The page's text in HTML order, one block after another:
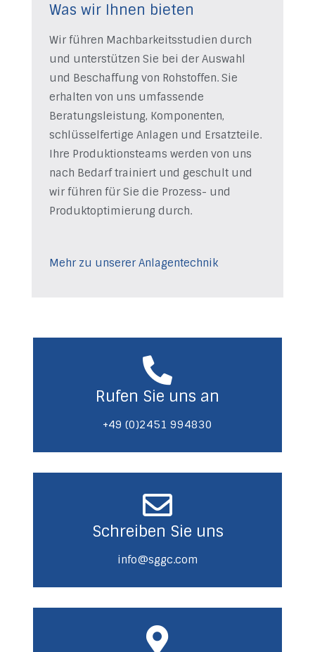
Was wir Ihnen bieten
Wir führen Machbarkeitsstudien durch
und unterstützen Sie bei der Auswahl
und Beschaffung von Rohstoffen. Sie
erhalten von uns umfassende
Beratungsleistung, Komponenten,
schlüsselfertige Anlagen und Ersatzteile.
Ihre Produktionsteams werden von uns
nach Bedarf trainiert und geschult und
wir führen für Sie die Prozess- und
Produktoptimierung durch.
Mehr zu unserer Anlagentechnik
Rufen Sie uns an
+49 (0)2451 994830
Schreiben Sie uns
info@sggc.com